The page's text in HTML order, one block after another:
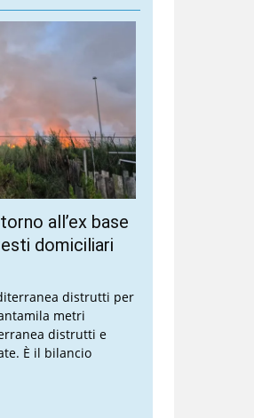
all’ex base
domiciliari
distrutti per
metri
distrutti e
È il bilancio